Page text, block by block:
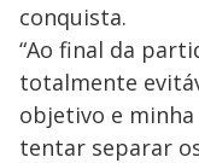
conquista.
“Ao final da
totalmente
objetivo e
tentar separar